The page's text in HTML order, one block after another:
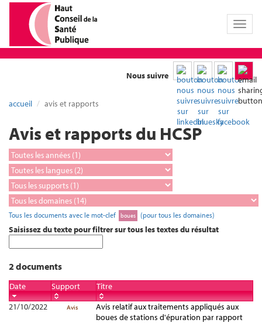
Toggle
Nous suivre
accueil avis et rapports
Avis et rapports du HCSP
Tous les documents avec le mot-clef boues (pour tous les domaines)
Saisissez du texte pour filtrer sur tous les textes du résultat
2 documents
Date Support
Titre
21/10/2022
Avis
Avis relatif aux traitements appliqués aux
boues de stations d'épuration par rapport